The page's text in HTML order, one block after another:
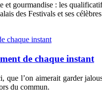
et gourmandise : les
des Festivals et ses
de chaque instant
que l’on aimerait garder
du commun.